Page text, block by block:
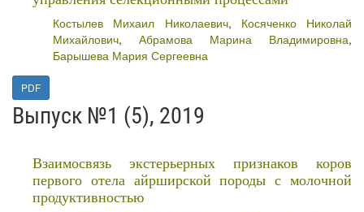
Костылев Михаил Николаевич, Косяченко Николай
Михайлович, Абрамова Марина Владимировна,
Барышева Мария Сергеевна
PDF
Выпуск №1 (5), 2019
Взаимосвязь экстерьерных признаков коров
первого отела айрширской породы с молочной
продуктивностью